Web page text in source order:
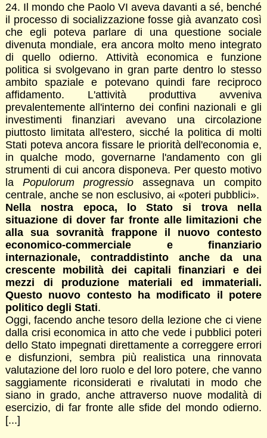
24. Il mondo che Paolo VI aveva davanti a sé, benché
il processo di socializzazione fosse già avanzato così
che egli poteva parlare di una questione sociale
divenuta mondiale, era ancora molto meno integrato
di quello odierno. Attività economica e funzione
politica si svolgevano in gran parte dentro lo stesso
ambito spaziale e potevano quindi fare reciproco
affidamento. L'attività produttiva avveniva
prevalentemente all'interno dei confini nazionali e gli
investimenti finanziari avevano una circolazione
piuttosto limitata all'estero, sicché la politica di molti
Stati poteva ancora fissare le priorità dell'economia e,
in qualche modo, governarne l'andamento con gli
strumenti di cui ancora disponeva. Per questo motivo
la Populorum progressioassegnava un compito
centrale, anche se non esclusivo, ai «poteri pubblici».
Nella nostra epoca, lo Stato si trova nella
situazione di dover far fronte alle limitazioni che
alla sua sovranità frappone il nuovo contesto
economico-commerciale e finanziario
internazionale, contraddistinto anche da una
crescente mobilità dei capitali finanziari e dei
mezzi di produzione materiali ed immateriali.
Questo nuovo contesto ha modificato il potere
politico degli Stati.
Oggi, facendo anche tesoro della lezione che ci viene
dalla crisi economica in atto che vede i pubblici poteri
dello Stato impegnati direttamente a correggere errori
e disfunzioni, sembra più realistica una rinnovata
valutazione del loro ruolo e del loro potere, che vanno
saggiamente riconsiderati e rivalutati in modo che
siano in grado, anche attraverso nuove modalità di
esercizio, di far fronte alle sfide del mondo odierno.
[...]